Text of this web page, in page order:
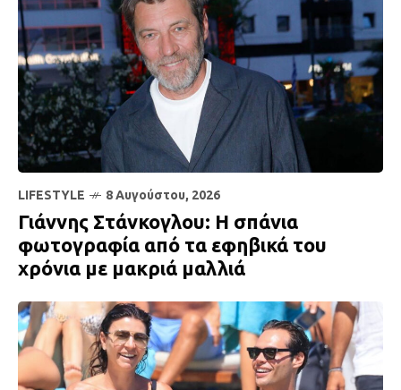
LIFESTYLE 8 Αυγούστου, 2026
Γιάννης Στάνκογλου: Η σπάνια
φωτογραφία από τα εφηβικά του
χρόνια με μακριά μαλλιά